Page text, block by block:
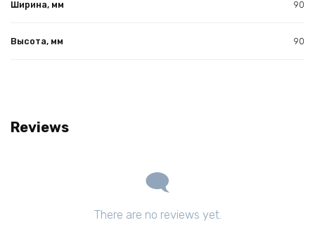
Ширина, мм 90
Высота, мм 90
Reviews
There are no reviews yet.